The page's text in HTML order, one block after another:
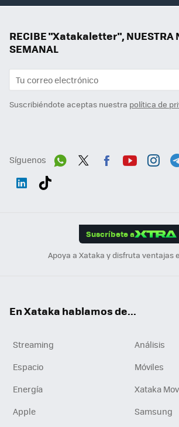
RECIBE "Xatakaletter", NUESTRA
SEMANAL
Suscribiéndote aceptas nuestra política de
Síguenos
Suscríbete a
Apoya a Xataka y disfruta ventajas
En Xataka hablamos de...
Streaming
Análisis
Espacio
Móviles
Energía
Xataka
Apple
Samsung